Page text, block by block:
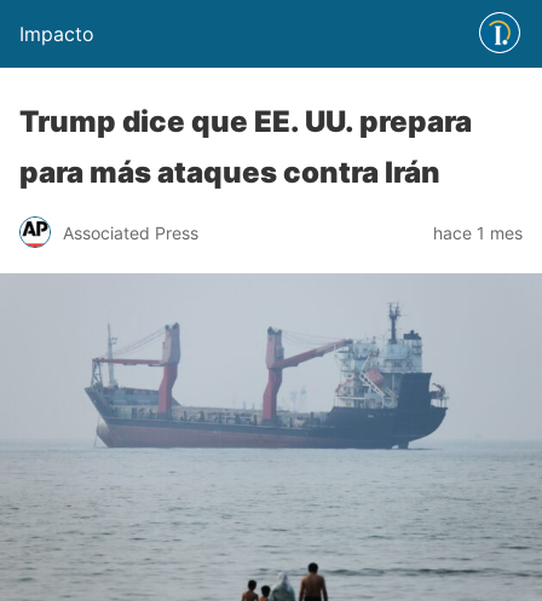
Impacto
Trump dice que EE. UU. prepara
para más ataques contra Irán
Associated Press hace 1 mes